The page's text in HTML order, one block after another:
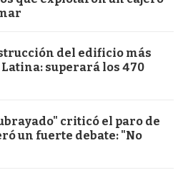
del edificio más
superará los 470
criticó el paro de
un fuerte debate: "No